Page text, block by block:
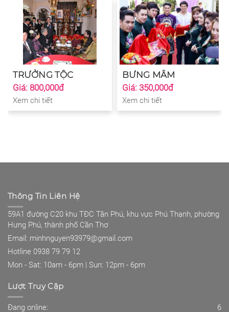
TRƯỞNG TỘC
Giá: 800,000đ
Xem chi tiết
BƯNG MÂM
Giá: 350,000đ
Xem chi tiết
Thông Tin Liên Hệ
59A1 đường C20 khu TĐC Tân Phú, khu vực Phú Thạnh, phường
Hưng Phú, thành phố Cần Thơ
Email: minhnguyen93979@gmail.com
Hotline 0938 79 79 12
Mon - Sat: 10am - 6pm | Sun: 12pm - 6pm
Lượt Truy Cập
Đang online: 6